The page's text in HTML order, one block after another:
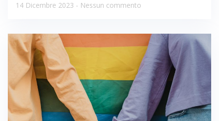
14 Dicembre 2023 Nessun commento